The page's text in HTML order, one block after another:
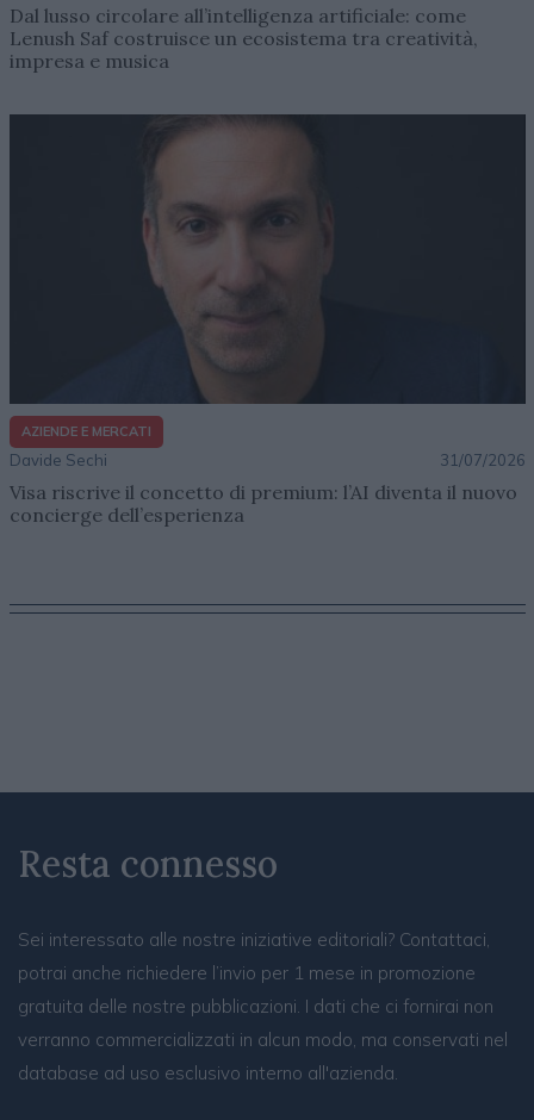
Dal lusso circolare all’intelligenza artificiale: come
Lenush Saf costruisce un ecosistema tra creatività,
impresa e musica
AZIENDE E MERCATI
Davide Sechi 31/07/2026
Visa riscrive il concetto di premium: l’AI diventa il nuovo
concierge dell’esperienza
Resta connesso
Sei interessato alle nostre iniziative editoriali? Contattaci,
potrai anche richiedere l’invio per 1 mese in promozione
gratuita delle nostre pubblicazioni. I dati che ci fornirai non
verranno commercializzati in alcun modo, ma conservati nel
database ad uso esclusivo interno all'azienda.